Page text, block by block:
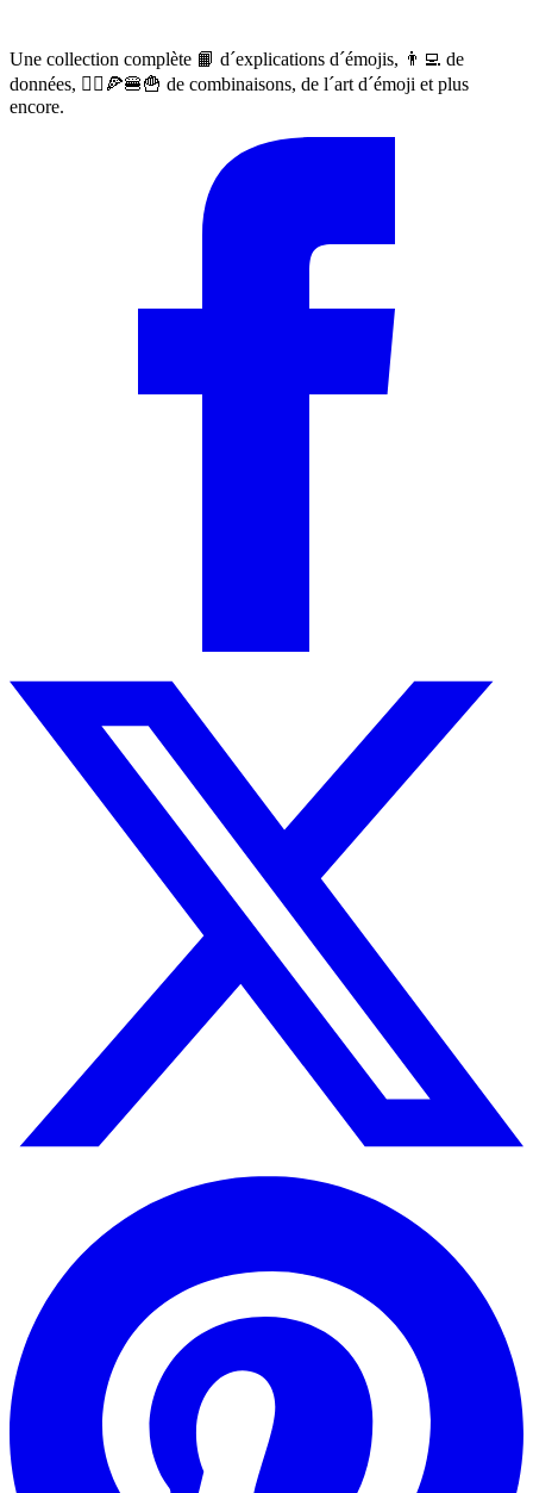
Une collection complète 📙 d´explications d´émojis, 👨‍💻 de
données, 🙅‍♀️🍕🍔🍟 de combinaisons, de l´art d´émoji et plus
encore.